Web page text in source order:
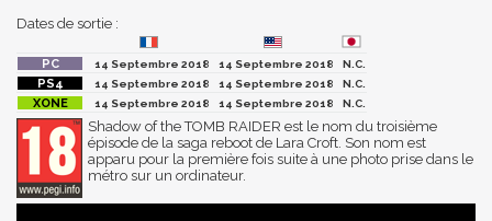
Dates de sortie :
14 Septembre 2018 14 Septembre 2018
N.C.
14 Septembre 2018
14 Septembre 2018
N.C.
14 Septembre 2018
14 Septembre 2018 N.C.
Shadow of the TOMB RAIDER est le nom du troisième
épisode de la saga reboot de Lara Croft. Son nom est
apparu pour la première fois suite à une photo prise dans le
métro sur un ordinateur.